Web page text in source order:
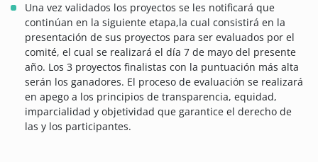
Una vez validados los proyectos se les notificará que
continúan en la siguiente etapa,la cual consistirá en la
presentación de sus proyectos para ser evaluados por el
comité, el cual se realizará el día 7 de mayo del presente
año. Los 3 proyectos finalistas con la puntuación más alta
serán los ganadores. El proceso de evaluación se realizará
en apego a los principios de transparencia, equidad,
imparcialidad y objetividad que garantice el derecho de
las y los participantes.